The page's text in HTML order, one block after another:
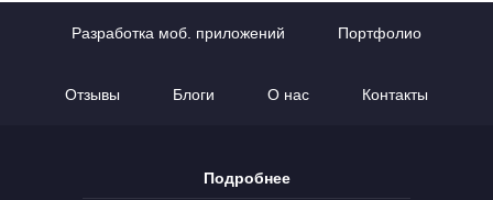
Разработка моб. приложений Портфолио
Отзывы Блоги О нас Контакты
Подробнее